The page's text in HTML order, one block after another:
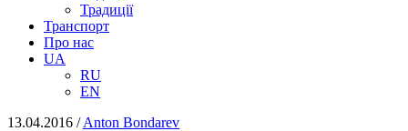
Традиції
Транспорт
Про нас
UA
RU
EN
13.04.2016 /Anton Bondarev